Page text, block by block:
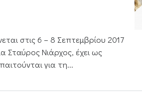
στις 6 – 8 Σεπτεμβρίου 2017
Σταύρος Νιάρχος, έχει ως
για τη...